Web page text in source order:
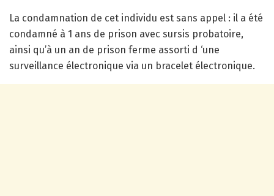
La condamnation de cet individu est sans appel : il a été
condamné à 1 ans de prison avec sursis probatoire,
ainsi qu’à un an de prison ferme assorti d ‘une
surveillance électronique via un bracelet électronique.